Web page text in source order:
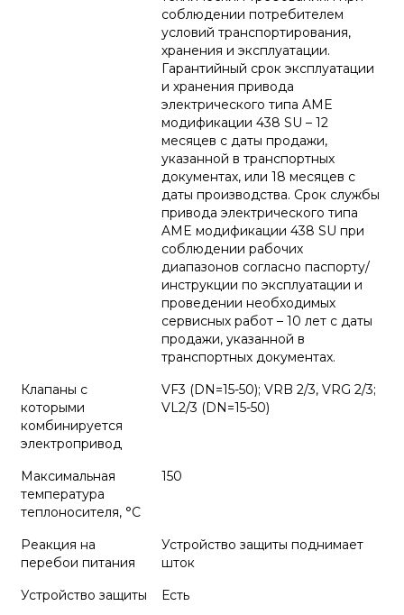
соблюдении потребителем
условий транспортирования,
хранения и эксплуатации.
Гарантийный срок эксплуатации
и хранения привода
электрического типа AME
модификации 438 SU – 12
месяцев с даты продажи,
указанной в транспортных
документах, или 18 месяцев с
даты производства. Срок службы
привода электрического типа
AME модификации 438 SU при
соблюдении рабочих
диапазонов согласно паспорту/
инструкции по эксплуатации и
проведении необходимых
сервисных работ – 10 лет с даты
продажи, указанной в
транспортных документах.
Клапаны с
которыми
комбинируется
электропривод
VF3 (DN=15-50); VRB 2/3, VRG 2/3;
VL2/3 (DN=15-50)
Максимальная
температура
теплоносителя, °C
150
Реакция на
перебои питания
Устройство защиты поднимает
шток
Устройство защиты
Есть